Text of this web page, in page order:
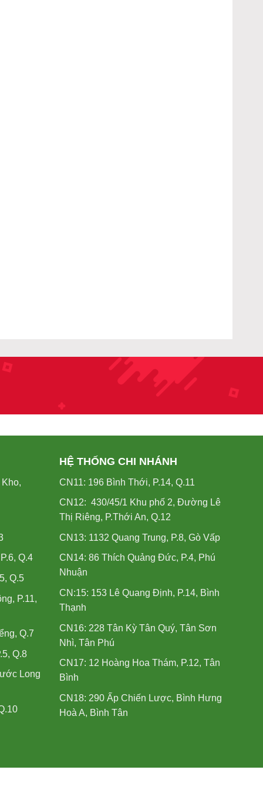
Q.4
Q.5
P.11,
Q.7
Q.8
Long
HỆ THỐNG CHI NHÁNH
CN11: 196 Bình Thới, P.14, Q.11
CN12: 430/45/1 Khu phố 2, Đường Lê
Thị Riêng, P.Thới An, Q.12
CN13: 1132 Quang Trung, P.8, Gò Vấp
CN14: 86 Thích Quảng Đức, P.4, Phú
Nhuận
CN:15: 153 Lê Quang Định, P.14, Bình
Thạnh
CN16: 228 Tân Kỳ Tân Quý, Tân Sơn
Nhì, Tân Phú
CN17: 12 Hoàng Hoa Thám, P.12, Tân
Bình
CN18: 290 Ấp Chiến Lược, Bình Hưng
Hoà A, Bình Tân